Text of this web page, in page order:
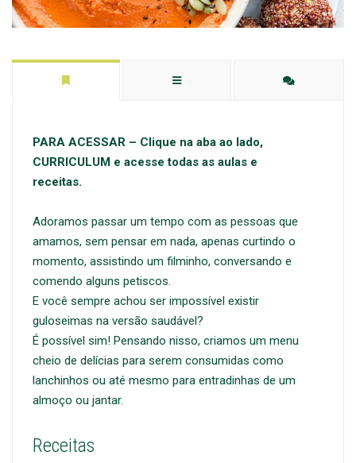
PARA ACESSAR – Clique na aba ao lado,
CURRICULUM e acesse todas as aulas e
receitas.
Adoramos passar um tempo com as pessoas que
amamos, sem pensar em nada, apenas curtindo o
momento, assistindo um filminho, conversando e
comendo alguns petiscos.
E você sempre achou ser impossível existir
guloseimas na versão saudável?
É possível sim! Pensando nisso, criamos um menu
cheio de delícias para serem consumidas como
lanchinhos ou até mesmo para entradinhas de um
almoço ou jantar.
Receitas